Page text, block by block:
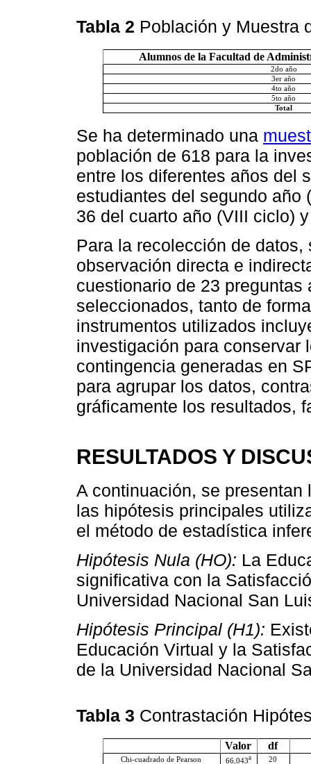
Tabla 2 Población y Muestra
Alumnos de la Facultad de
2do año
3er año
4to año
5to año
Total
Se ha determinado una
población de 618 para la
entre los diferentes años del
estudiantes del segundo año
36 del cuarto año (VIII ciclo)
Para la recolección de
observación directa e
cuestionario de 23
seleccionados, tanto de
instrumentos utilizados
investigación para conservar
contingencia generadas en
para agrupar los datos,
gráficamente los resultados,
RESULTADOS Y
A continuación, se
las hipótesis principales
el método de estadística
Hipótesis Nula (HO): La
significativa con la
Universidad Nacional San
Hipótesis Principal (H1):
Educación Virtual y la
de la Universidad Nacional
Tabla 3 Contrastación
Valor df
Chi-cuadrado de Pearson 66,043a 20